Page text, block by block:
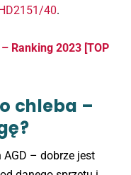
40.
Ranking 2023 [TOP
chleba –
– dobrze jest